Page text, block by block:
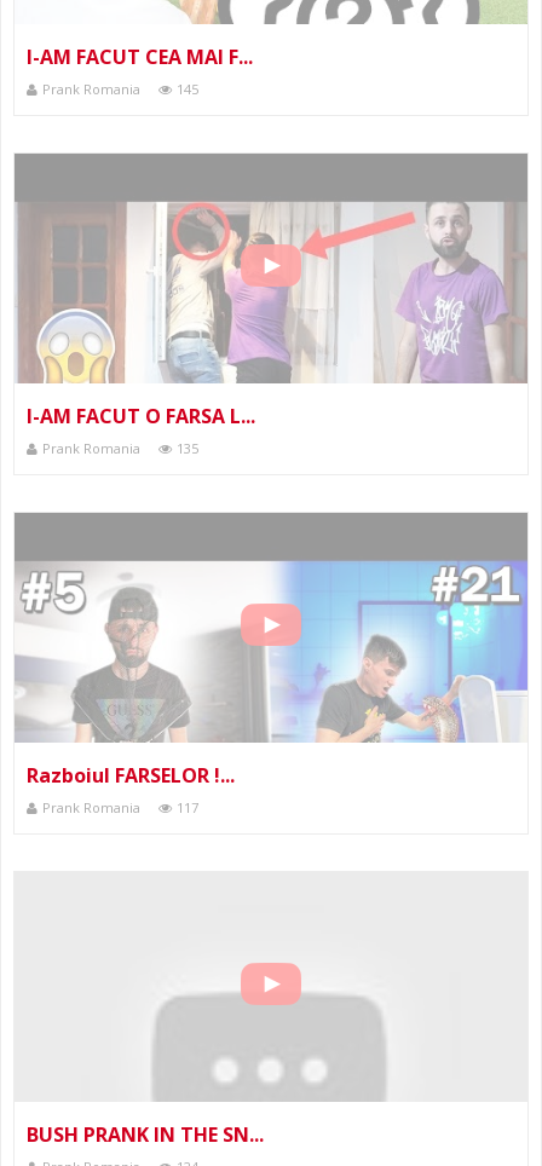
I-AM FACUT CEA MAI F...
Prank Romania 145
I-AM FACUT O FARSA L...
Prank Romania 135
Razboiul FARSELOR !...
Prank Romania 117
BUSH PRANK IN THE SN...